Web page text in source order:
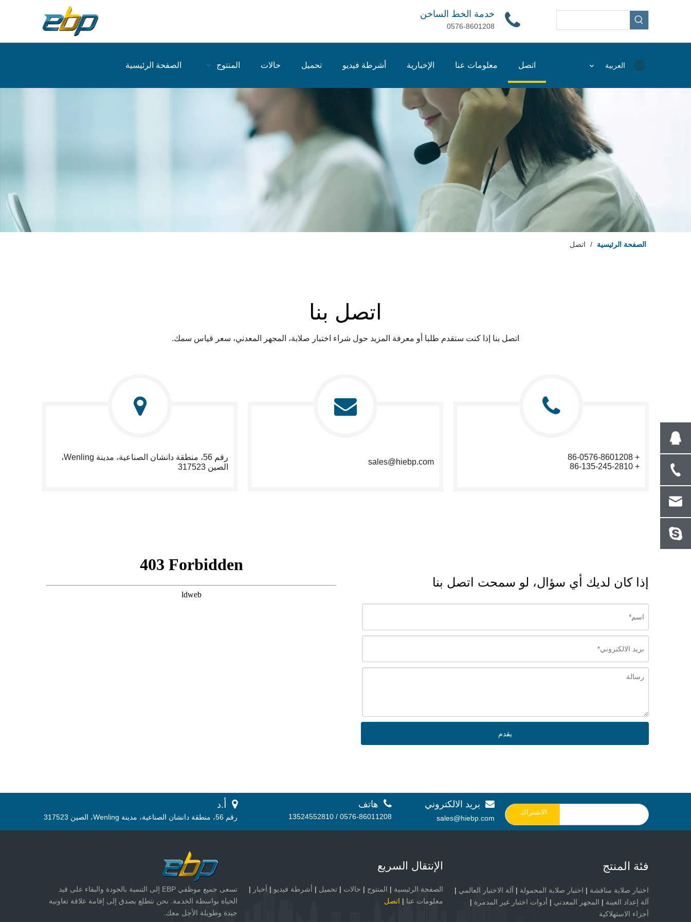
خدمة الخط الساخن
0576-8601208
اتصل معلومات عنا الإخبارية أشرطة فيديو تحميل حالات المنتوج الصفحة الرئيسية العربية
الصفحة الرئيسية / اتصل
اتصل بنا
اتصل بنا إذا كنت ستقدم طلبا أو معرفة المزيد حول شراء اختبار صلابة، المجهر المعدني، سعر قياس سمك.
رقم 56، منطقة دانشان الصناعية، مدينة Wenling،
الصين 317523
sales@hiebp.com
+ 86-0576-8601208
+ 86-135-245-2810
إذا كان لديك أي سؤال، لو سمحت اتصل بنا
يقدم
 أ. د
رقم 56، منطقة دانشان الصناعية، مدينة Wenling، الصين 317523
 هاتف
0576-86011208 / 13524552810
 بريد الالكتروني
sales@hiebp.com
الاشتراك
تسعى جميع موظفي EBP إلى التنمية بالجودة والبقاء على قيد
الحياة بواسطة الخدمة. نحن نتطلع بصدق إلى إقامة علاقة تعاونية
جيدة وطويلة الأجل معك.
الإنتقال السريع
الصفحة الرئيسية | المنتوج | حالات | تحميل | أشرطة فيديو | أخبار |
معلومات عنا | اتصل
فئة المنتج
اختبار صلابة مناقشة | اختبار صلابة المحمولة | آلة الاختبار العالمي |
آلة إعداد العينة | المجهر المعدني | أدوات اختبار غير المدمرة |
أجزاء الاستهلاكية